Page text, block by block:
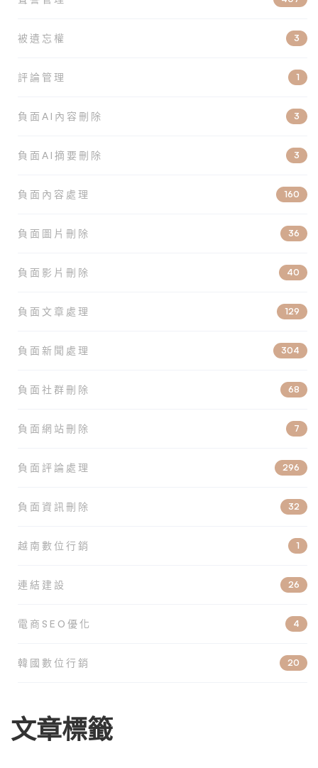
被遺忘權 3
評論管理 1
負面AI內容刪除 3
負面AI摘要刪除 3
負面內容處理 160
負面圖片刪除 36
負面影片刪除 40
負面文章處理 129
負面新聞處理 304
負面社群刪除 68
負面網站刪除 7
負面評論處理 296
負面資訊刪除 32
越南數位行銷 1
連結建設 26
電商SEO優化 4
韓國數位行銷 20
文章標籤